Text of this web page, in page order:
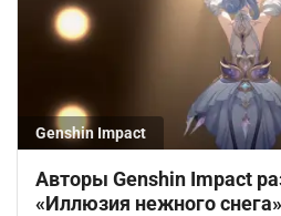
Genshin Impact
Авторы Genshin Impact
«Иллюзия нежного